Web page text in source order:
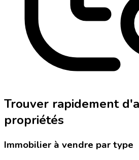
Trouver rapidement
propriétés
Immobilier à vendre par type